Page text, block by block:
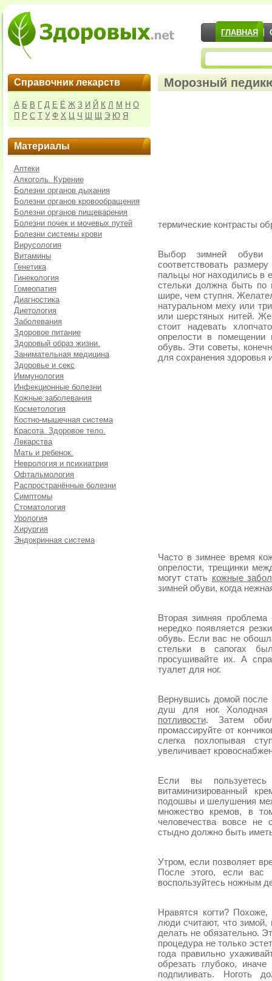
ГЛАВНАЯ
Справочник лекарств
А Б В Г Д Е Ё Ж З И Й К Л М Н О
П Р С Т У Ф Х Ц Ч Ш Щ Э Ю Я
Материалы
Аптеки
Алкоголь. Курение
Болезни органов дыхания
Болезни органов кровообращения
Болезни органов пищеварения
Болезни почек и мочевых путей
Болезни системы крови
Вирусология
Витамины
Генетика
Гинекология
Гомеопатия
Диагностика
Диетология
Заболевания
Здоровое питание
Здоровый образ жизни.
Занимательная медицина
Здоровье и секс
Иммунология
Инфекционные болезни
Кожные заболевания
Косметология
Костно-мышечная система
Красота. Здоровое тело.
Лекарства
Мать и ребенок.
Неврология и психиатрия
Офтальмология
Распространённые болезни
Симптомы
Стоматология
Урология
Хирургия
Эндокринная система
Морозный
термические контрасты
Выбор зимней обуви
соответствовать
пальцы ног находились в
стельки должна быть
шире, чем ступня.
натуральном меху или
или шерстяных нитей.
стоит надевать
опрелости в помещении
обувь. Эти советы,
для сохранения здоровья
Часто в зимнее время
опрелости, трещинки
могут стать кожные
зимней обуви, когда
Вторая зимняя
нередко появляется
обувь. Если вас не
стельки в сапогах
просушивайте их. А
туалет для ног.
Вернувшись домой после
душ для ног.
потливости. Затем
промассируйте от
слегка похлопывая
увеличивает
Если вы
витаминизированный
подошвы и шелушения
множество кремов, в
человечества вовсе не
стыдно должно быть
Утром, если позволяет
После этого, если вас
воспользуйтесь ножным
Нравятся когти?
люди считают, что зимой,
делать не обязательно.
процедура не только
года правильно
обрезать глубоко,
подпиливать. Ноготь